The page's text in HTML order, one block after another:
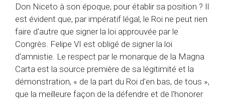
Don Niceto à son époque, pour établir sa position ? Il
est évident que, par impératif légal, le Roi ne peut rien
faire d'autre que signer la loi approuvée par le
Congrès. Felipe VI est obligé de signer la loi
d'amnistie. Le respect par le monarque de la Magna
Carta est la source première de sa légitimité et la
démonstration, « de la part du Roi d'en bas, de tous »,
que la meilleure façon de la défendre et de l'honorer